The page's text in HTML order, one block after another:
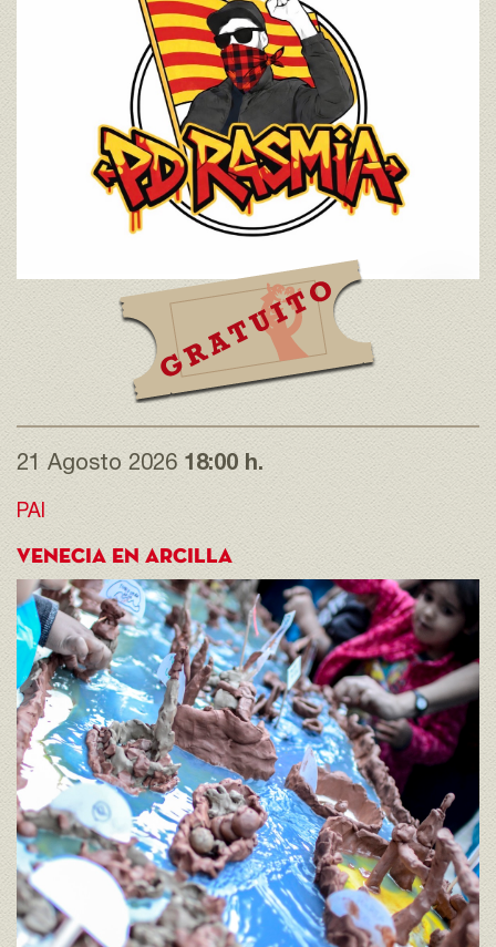
21 Agosto 2026 18:00 h.
PAI
VENECIA EN ARCILLA